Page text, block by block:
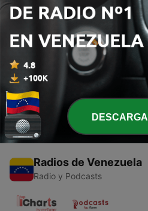
Episodios
2 - Alfredo sadel en noches de
10 sep. 2016
Radios de Venezuela
Radio y Podcasts